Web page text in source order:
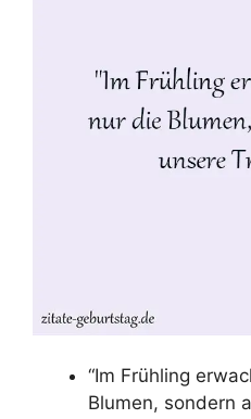
“Im Frühling
Blumen, sondern